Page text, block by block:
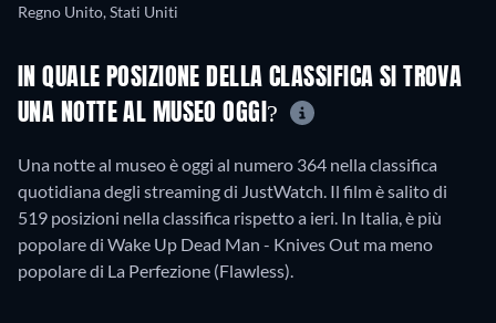
Regno Unito, Stati Uniti
IN QUALE POSIZIONE DELLA CLASSIFICA SI TROVA
UNA NOTTE AL MUSEO OGGI?
Una notte al museo è oggi al numero 364 nella classifica
quotidiana degli streaming di JustWatch. Il film è salito di
519 posizioni nella classifica rispetto a ieri. In Italia, è più
popolare di Wake Up Dead Man - Knives Out ma meno
popolare di La Perfezione (Flawless).